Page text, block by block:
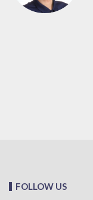
FOLLOW US